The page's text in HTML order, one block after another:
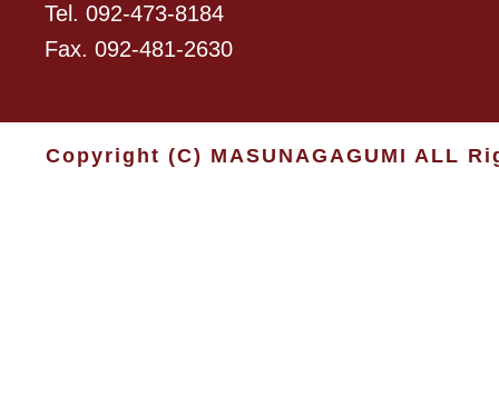
Tel. 092-473-8184
Fax. 092-481-2630
Copyright (C) MASUNAGAGUMI ALL